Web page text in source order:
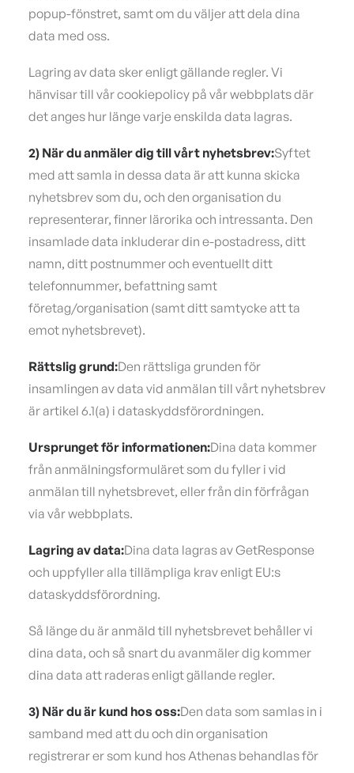
popup-fönstret, samt om du väljer att dela dina
data med oss.
Lagring av data sker enligt gällande regler. Vi
hänvisar till vår cookiepolicy på vår webbplats där
det anges hur länge varje enskilda data lagras.
2) När du anmäler dig till vårt nyhetsbrev:Syftet
med att samla in dessa data är att kunna skicka
nyhetsbrev som du, och den organisation du
representerar, finner lärorika och intressanta. Den
insamlade data inkluderar din e-postadress, ditt
namn, ditt postnummer och eventuellt ditt
telefonnummer, befattning samt
företag/organisation (samt ditt samtycke att ta
emot nyhetsbrevet).
Rättslig grund:Den rättsliga grunden för
insamlingen av data vid anmälan till vårt nyhetsbrev
är artikel 6.1(a) i dataskyddsförordningen.
Ursprunget för informationen:Dina data kommer
från anmälningsformuläret som du fyller i vid
anmälan till nyhetsbrevet, eller från din förfrågan
via vår webbplats.
Lagring av data:Dina data lagras av GetResponse
och uppfyller alla tillämpliga krav enligt EU:s
dataskyddsförordning.
Så länge du är anmäld till nyhetsbrevet behåller vi
dina data, och så snart du avanmäler dig kommer
dina data att raderas enligt gällande regler.
3) När du är kund hos oss:Den data som samlas in i
samband med att du och din organisation
registrerar er som kund hos Athenas behandlas för